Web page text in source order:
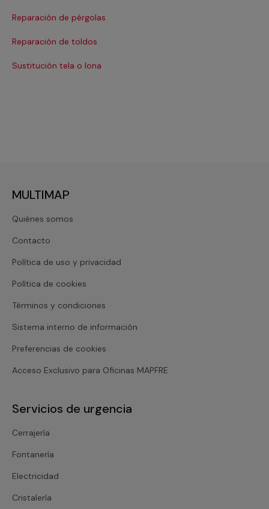
Reparación de pérgolas
Reparación de toldos
Sustitución tela o lona
MULTIMAP
Quiénes somos
Contacto
Política de uso y privacidad
Política de cookies
Términos y condiciones
Sistema interno de información
Preferencias de cookies
Acceso Exclusivo para Oficinas MAPFRE
Servicios de urgencia
Cerrajería
Fontanería
Electricidad
Cristalería